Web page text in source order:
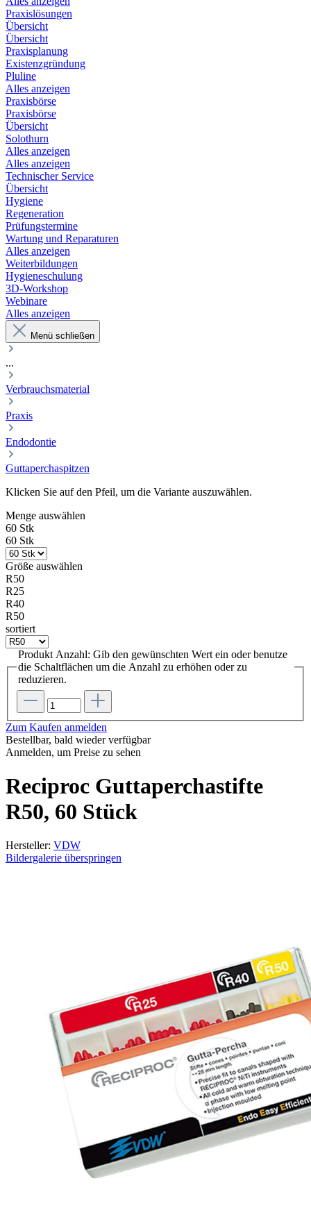
Praxislösungen
Übersicht
Übersicht
Praxisplanung
Existenzgründung
Pluline
Alles anzeigen
Praxisbörse
Praxisbörse
Übersicht
Solothurn
Alles anzeigen
Alles anzeigen
Technischer Service
Übersicht
Hygiene
Regeneration
Prüfungstermine
Wartung und Reparaturen
Alles anzeigen
Weiterbildungen
Hygieneschulung
3D-Workshop
Webinare
Alles anzeigen
Menü schließen
...
Verbrauchsmaterial
Praxis
Endodontie
Guttaperchaspitzen
Klicken Sie auf den Pfeil, um die Variante auszuwählen.
Menge auswählen
60 Stk
60 Stk
Größe auswählen
R50
R25
R40
R50
sortiert
Produkt Anzahl: Gib den gewünschten Wert ein oder benutze
die Schaltflächen um die Anzahl zu erhöhen oder zu
reduzieren.
Zum Kaufen anmelden
Bestellbar, bald wieder verfügbar
Anmelden, um Preise zu sehen
Reciproc Guttaperchastifte
R50, 60 Stück
Hersteller: VDW
Bildergalerie überspringen